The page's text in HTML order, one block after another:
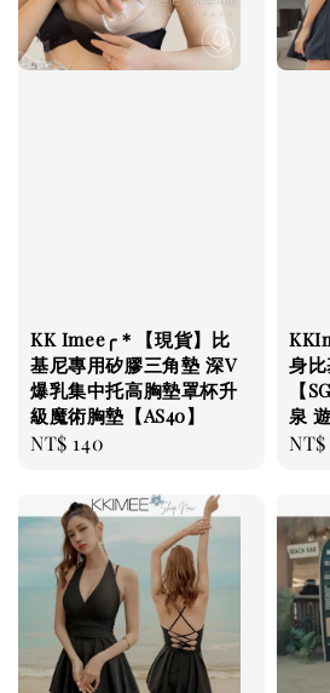
KK Imee╭＊【現貨】比
基尼專用矽膠三角墊 深V
爆乳集中托高胸墊罩杯升
級魔術胸墊【AS40】
Regular
NT$ 140
身比
【
泉
NT$